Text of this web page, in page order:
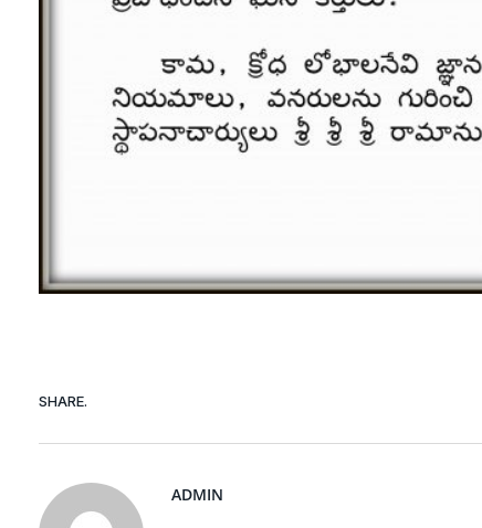
SHARE.
ADMIN